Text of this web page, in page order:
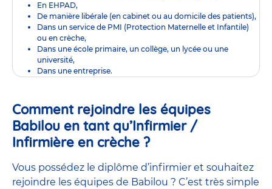
En EHPAD,
De manière libérale (en cabinet ou au domicile des patients),
Dans un service de PMI (Protection Maternelle et Infantile)
ou en crèche,
Dans une école primaire, un collège, un lycée ou une
université,
Dans une entreprise.
Comment rejoindre les équipes
Babilou en tant qu’Infirmier /
Infirmière en crèche ?
Vous possédez le diplôme d’infirmier et souhaitez
rejoindre les équipes de Babilou ? C’est très simple